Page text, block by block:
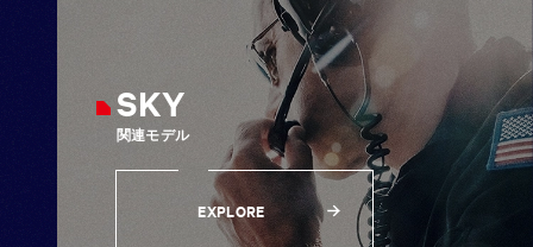
SKY
関連モデル
EXPLORE
EXPLORE